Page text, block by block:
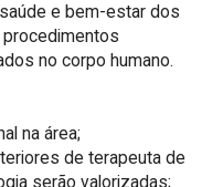
e bem-estar dos
no corpo humano.
na área;
de terapeuta de
serão valorizadas;